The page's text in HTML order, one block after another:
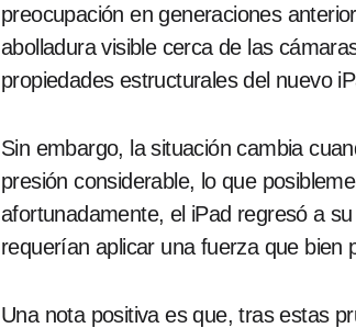
preocupación en generaciones
abolladura visible cerca de las
propiedades estructurales del nuevo
Sin embargo, la situación cambia
presión considerable, lo que
afortunadamente, el iPad regresó a
requerían aplicar una fuerza que bien
Una nota positiva es que, tras estas